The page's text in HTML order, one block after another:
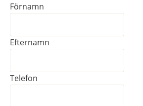
Kontaktuppgifter
Förnamn
Efternamn
Telefon